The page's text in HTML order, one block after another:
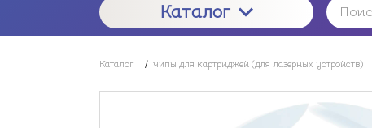
Каталог
Каталог / чипы для картриджей (для лазерных устройств)